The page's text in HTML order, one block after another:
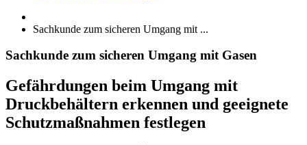
Sachkunde zum sicheren Umgang mit ...
Sachkunde zum sicheren Umgang mit Gasen
Gefährdungen beim Umgang mit
Druckbehältern erkennen und geeignete
Schutzmaßnahmen festlegen